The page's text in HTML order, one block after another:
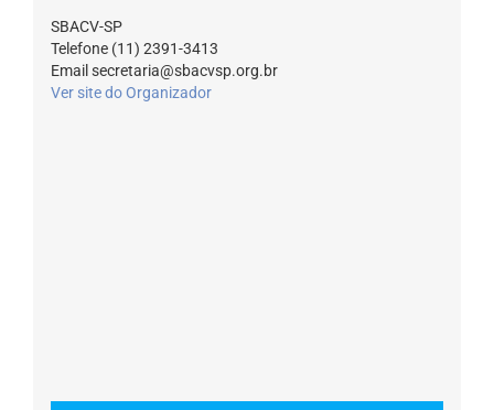
SBACV-SP
Telefone (11) 2391-3413
Email secretaria@sbacvsp.org.br
Ver site do Organizador